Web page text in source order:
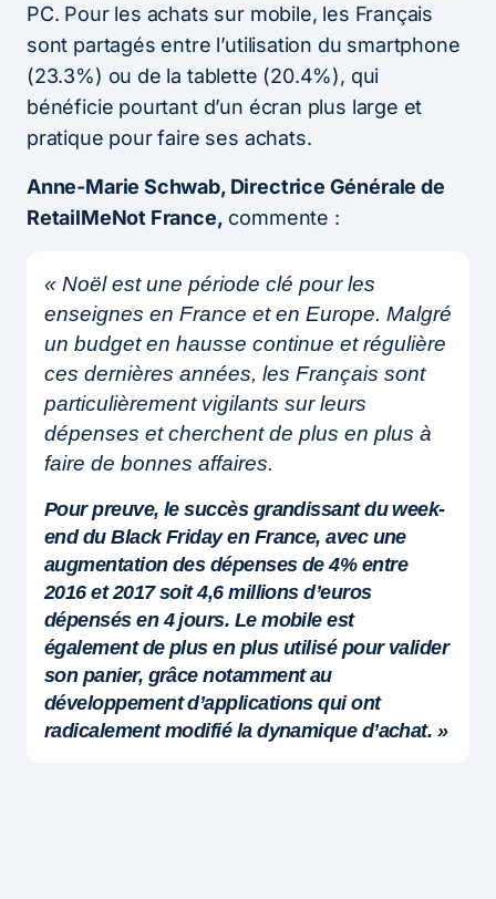
PC. Pour les achats sur mobile, les Français
sont partagés entre l’utilisation du smartphone
(23.3%) ou de la tablette (20.4%), qui
bénéficie pourtant d’un écran plus large et
pratique pour faire ses achats.
Anne-Marie Schwab, Directrice Générale de
RetailMeNot France, commente :
« Noël est une période clé pour les
enseignes en France et en Europe. Malgré
un budget en hausse continue et régulière
ces dernières années, les Français sont
particulièrement vigilants sur leurs
dépenses et cherchent de plus en plus à
faire de bonnes affaires.
Pour preuve, le succès grandissant du week-
end du Black Friday en France, avec une
augmentation des dépenses de 4% entre
2016 et 2017 soit 4,6 millions d’euros
dépensés en 4 jours. Le mobile est
également de plus en plus utilisé pour valider
son panier, grâce notamment au
développement d’applications qui ont
radicalement modifié la dynamique d’achat. »